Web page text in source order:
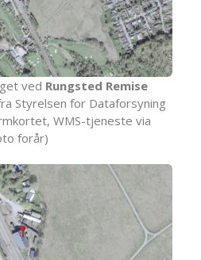
ved Rungsted Remise
Styrelsen for Dataforsyning
WMS-tjeneste via
forår)